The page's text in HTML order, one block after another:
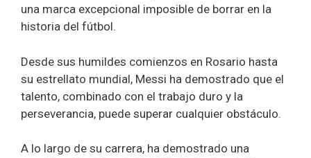
una marca excepcional imposible de borrar en la
historia del fútbol.
Desde sus humildes comienzos en Rosario hasta
su estrellato mundial, Messi ha demostrado que el
talento, combinado con el trabajo duro y la
perseverancia, puede superar cualquier obstáculo.
A lo largo de su carrera, ha demostrado una